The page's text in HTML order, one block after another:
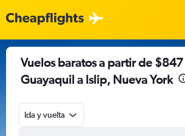
Vuelos baratos a partir de
Guayaquil a Islip, Nueva York
Ida y vuelta